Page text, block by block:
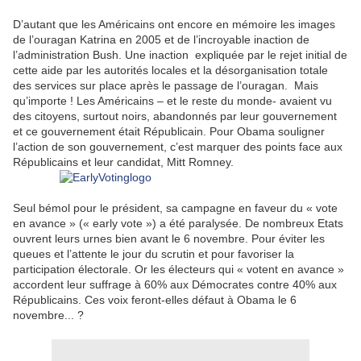
D’autant que les Américains ont encore en mémoire les images
de l’ouragan Katrina en 2005 et de l’incroyable inaction de
l’administration Bush. Une inaction expliquée par le rejet initial de
cette aide par les autorités locales et la désorganisation totale
des services sur place après le passage de l’ouragan. Mais
qu’importe ! Les Américains – et le reste du monde- avaient vu
des citoyens, surtout noirs, abandonnés par leur gouvernement
et ce gouvernement était Républicain. Pour Obama souligner
l’action de son gouvernement, c’est marquer des points face aux
Républicains et leur candidat, Mitt Romney.
Seul bémol pour le président, sa campagne en faveur du « vote
en avance » (« early vote ») a été paralysée. De nombreux Etats
ouvrent leurs urnes bien avant le 6 novembre. Pour éviter les
queues et l’attente le jour du scrutin et pour favoriser la
participation électorale. Or les électeurs qui « votent en avance »
accordent leur suffrage à 60% aux Démocrates contre 40% aux
Républicains. Ces voix feront-elles défaut à Obama le 6
novembre... ?